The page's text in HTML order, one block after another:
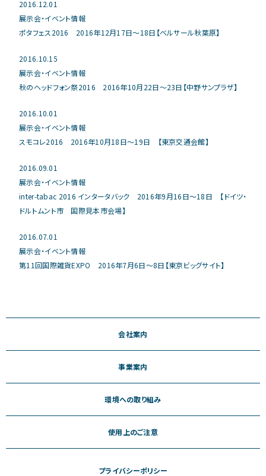
2016.12.01
展示会・イベント情報
ポタフェス2016 2016年12月17日～18日【ベルサール秋葉原】
2016.10.15
展示会・イベント情報
秋のヘッドフォン祭2016 2016年10月22日～23日【中野サンプラザ】
2016.10.01
展示会・イベント情報
スモコレ2016 2016年10月18日～19日 【東京交通会館】
2016.09.01
展示会・イベント情報
inter-tabac 2016 インタータバック 2016年9月16日～18日 【ドイツ・
ドルトムント市 国際見本市会場】
2016.07.01
展示会・イベント情報
第11回国際雑貨EXPO 2016年7月6日～8日【東京ビッグサイト】
会社案内
事業案内
環境への取り組み
使用上のご注意
プライバシーポリシー